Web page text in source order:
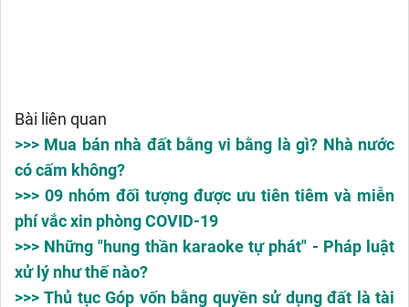
Bài liên quan
>>> Mua bán nhà đất bằng vi bằng là gì? Nhà nước
có cấm không?
>>> 09 nhóm đối tượng được ưu tiên tiêm và miễn
phí vắc xin phòng COVID-19
>>> Những "hung thần karaoke tự phát" - Pháp luật
xử lý như thế nào?
>>> Thủ tục Góp vốn bằng quyền sử dụng đất là tài